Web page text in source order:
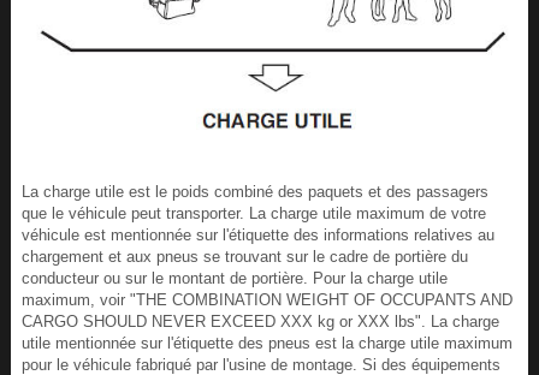
La charge utile est le poids combiné des paquets et des passagers
que le véhicule peut transporter. La charge utile maximum de votre
véhicule est mentionnée sur l'étiquette des informations relatives au
chargement et aux pneus se trouvant sur le cadre de portière du
conducteur ou sur le montant de portière. Pour la charge utile
maximum, voir "THE COMBINATION WEIGHT OF OCCUPANTS AND
CARGO SHOULD NEVER EXCEED XXX kg or XXX lbs". La charge
utile mentionnée sur l'étiquette des pneus est la charge utile maximum
pour le véhicule fabriqué par l'usine de montage. Si des équipements